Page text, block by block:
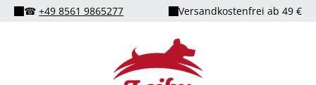
springen
☎ +49 8561 9865277 Versandkostenfrei ab 49 €